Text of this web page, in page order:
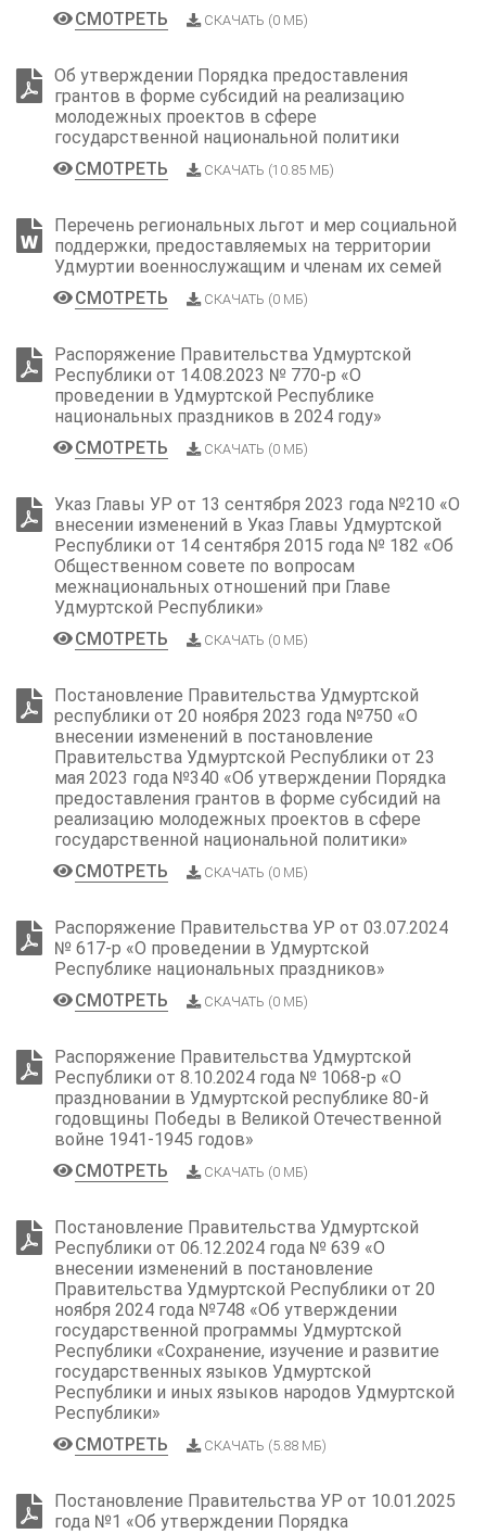
СМОТРЕТЬ
СКАЧАТЬ (0 МБ)
Об утверждении Порядка предоставления
грантов в форме субсидий на реализацию
молодежных проектов в сфере
государственной национальной политики
СМОТРЕТЬ
СКАЧАТЬ (10.85 МБ)
Перечень региональных льгот и мер социальной
поддержки, предоставляемых на территории
Удмуртии военнослужащим и членам их семей
СМОТРЕТЬ
СКАЧАТЬ (0 МБ)
Распоряжение Правительства Удмуртской
Республики от 14.08.2023 № 770-p «О
проведении в Удмуртской Республике
национальных праздников в 2024 году»
СМОТРЕТЬ
СКАЧАТЬ (0 МБ)
Указ Главы УР от 13 сентября 2023 года №210 «О
внесении изменений в Указ Главы Удмуртской
Республики от 14 сентября 2015 года № 182 «Об
Общественном совете по вопросам
межнациональных отношений при Главе
Удмуртской Республики»
СМОТРЕТЬ
СКАЧАТЬ (0 МБ)
Постановление Правительства Удмуртской
республики от 20 ноября 2023 года №750 «О
внесении изменений в постановление
Правительства Удмуртской Республики от 23
мая 2023 года №340 «Об утверждении Порядка
предоставления грантов в форме субсидий на
реализацию молодежных проектов в сфере
государственной национальной политики»
СМОТРЕТЬ
СКАЧАТЬ (0 МБ)
Распоряжение Правительства УР от 03.07.2024
№ 617-p «О проведении в Удмуртской
Республике национальных праздников»
СМОТРЕТЬ
СКАЧАТЬ (0 МБ)
Распоряжение Правительства Удмуртской
Республики от 8.10.2024 года № 1068-р «О
праздновании в Удмуртской республике 80-й
годовщины Победы в Великой Отечественной
войне 1941-1945 годов»
СМОТРЕТЬ
СКАЧАТЬ (0 МБ)
Постановление Правительства Удмуртской
Республики от 06.12.2024 года № 639 «О
внесении изменений в постановление
Правительства Удмуртской Республики от 20
ноября 2024 года №748 «Об утверждении
государственной программы Удмуртской
Республики «Сохранение, изучение и развитие
государственных языков Удмуртской
Республики и иных языков народов Удмуртской
Республики»
СМОТРЕТЬ
СКАЧАТЬ (5.88 МБ)
Постановление Правительства УР от 10.01.2025
года №1 «Об утверждении Порядка